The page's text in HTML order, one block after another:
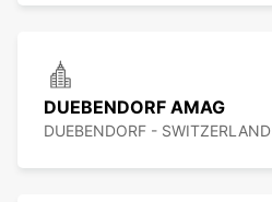
DUEBENDORF AMAG
DUEBENDORF - SWITZERLAND